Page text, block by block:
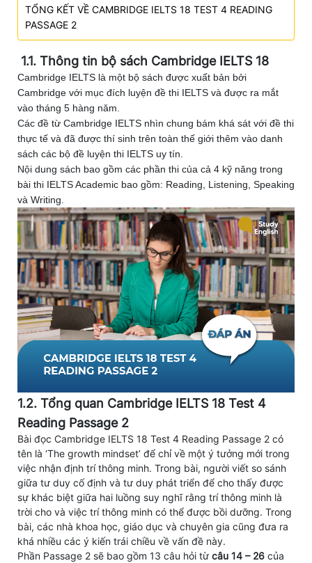
TỔNG KẾT VỀ CAMBRIDGE IELTS 18 TEST 4 READING
PASSAGE 2
1.1. Thông tin bộ sách Cambridge IELTS 18
Cambridge IELTS là một bộ sách được xuất bản bởi
Cambridge với mục đích luyện đề thi IELTS và được ra mắt
vào tháng 5 hàng năm.
Các đề từ Cambridge IELTS nhìn chung bám khá sát với đề thi
thực tế và đã được thí sinh trên toàn thế giới thêm vào danh
sách các bộ đề luyện thi IELTS uy tín.
Nội dung sách bao gồm các phần thi của cả 4 kỹ năng trong
bài thi IELTS Academic bao gồm: Reading, Listening, Speaking
và Writing.
1.2. Tổng quan Cambridge IELTS 18 Test 4
Reading Passage 2
Bài đọc Cambridge IELTS 18 Test 4 Reading Passage 2 có
tên là ‘The growth mindset’ để chỉ về một ý tưởng mới trong
việc nhận định trí thông minh. Trong bài, người viết so sánh
giữa tư duy cố định và tư duy phát triển để cho thấy được
sự khác biệt giữa hai luồng suy nghĩ rằng trí thông minh là
trời cho và việc trí thông minh có thể được bồi dưỡng. Trong
bài, các nhà khoa học, giáo dục và chuyên gia cũng đưa ra
khá nhiều các ý kiến trái chiều về vấn đề này.
Phần Passage 2 sẽ bao gồm 13 câu hỏi từ câu 14 – 26 của